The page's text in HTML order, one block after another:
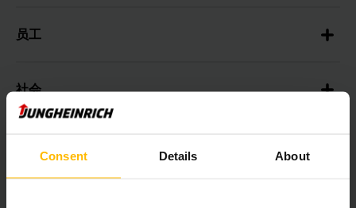
Consent Details About
员工
社会